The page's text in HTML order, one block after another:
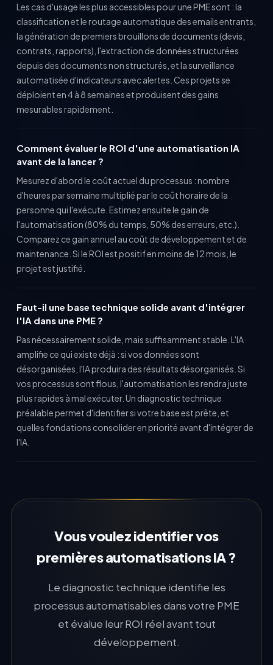
Les cas d'usage les plus accessibles pour une PME sont : la
classification et le routage automatique des emails entrants,
la génération de premiers brouillons de documents (devis,
contrats, rapports), l'extraction de données structurées
depuis des documents non structurés, et la surveillance
automatisée d'indicateurs avec alertes. Ces projets se
déploient en 4 à 8 semaines et produisent des gains
mesurables rapidement.
Comment évaluer le ROI d'une automatisation IA
avant de la lancer ?
Mesurez d'abord le coût actuel du processus : nombre
d'heures par semaine multiplié par le coût horaire de la
personne qui l'exécute. Estimez ensuite le gain de
l'automatisation (80% du temps, 50% des erreurs, etc.).
Comparez ce gain annuel au coût de développement et de
maintenance. Si le ROI est positif en moins de 12 mois, le
projet est justifié.
Faut-il une base technique solide avant d'intégrer
l'IA dans une PME ?
Pas nécessairement solide, mais suffisamment stable. L'IA
amplifie ce qui existe déjà : si vos données sont
désorganisées, l'IA produira des résultats désorganisés. Si
vos processus sont flous, l'automatisation les rendra juste
plus rapides à mal exécuter. Un diagnostic technique
préalable permet d'identifier si votre base est prête, et
quelles fondations consolider en priorité avant d'intégrer de
l'IA.
Vous voulez identifier vos
premières automatisations IA ?
Le diagnostic technique identifie les
processus automatisables dans votre PME
et évalue leur ROI réel avant tout
développement.